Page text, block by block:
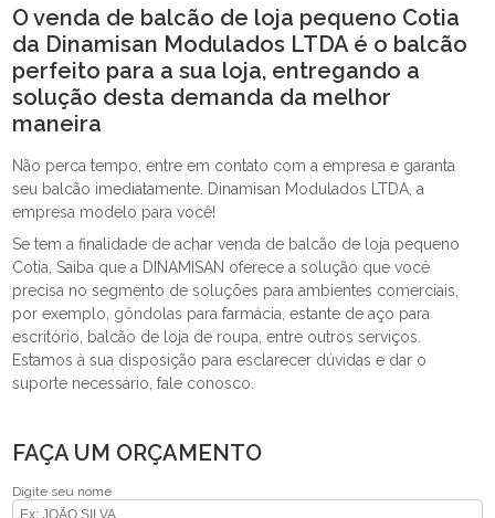
O venda de balcão de loja pequeno Cotia
da Dinamisan Modulados LTDA é o balcão
perfeito para a sua loja, entregando a
solução desta demanda da melhor
maneira
Não perca tempo, entre em contato com a empresa e garanta
seu balcão imediatamente. Dinamisan Modulados LTDA, a
empresa modelo para você!
Se tem a finalidade de achar venda de balcão de loja pequeno
Cotia, Saiba que a DINAMISAN oferece a solução que você
precisa no segmento de soluções para ambientes comerciais,
por exemplo, gôndolas para farmácia, estante de aço para
escritório, balcão de loja de roupa, entre outros serviços.
Estamos à sua disposição para esclarecer dúvidas e dar o
suporte necessário, fale conosco.
FAÇA UM ORÇAMENTO
Digite seu nome